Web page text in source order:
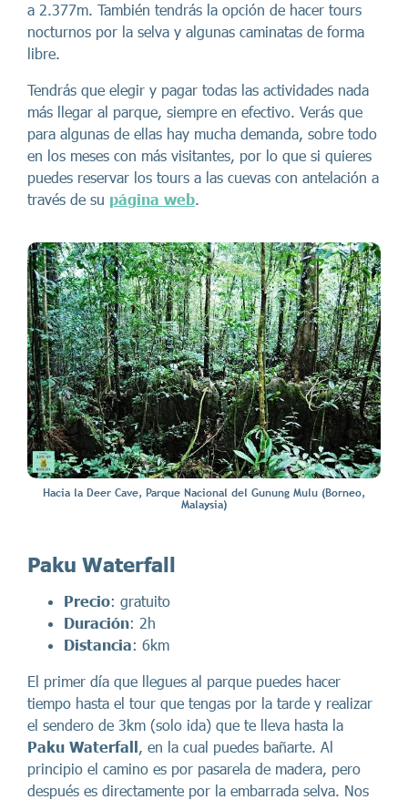
a 2.377m. También tendrás la opción de hacer tours
nocturnos por la selva y algunas caminatas de forma
libre.
Tendrás que elegir y pagar todas las actividades nada
más llegar al parque, siempre en efectivo. Verás que
para algunas de ellas hay mucha demanda, sobre todo
en los meses con más visitantes, por lo que si quieres
puedes reservar los tours a las cuevas con antelación a
través de su página web.
Hacia la Deer Cave, Parque Nacional del Gunung Mulu (Borneo,
Malaysia)
Paku Waterfall
Precio: gratuito
Duración: 2h
Distancia: 6km
El primer día que llegues al parque puedes hacer
tiempo hasta el tour que tengas por la tarde y realizar
el sendero de 3km (solo ida) que te lleva hasta la
Paku Waterfall, en la cual puedes bañarte. Al
principio el camino es por pasarela de madera, pero
después es directamente por la embarrada selva. Nos